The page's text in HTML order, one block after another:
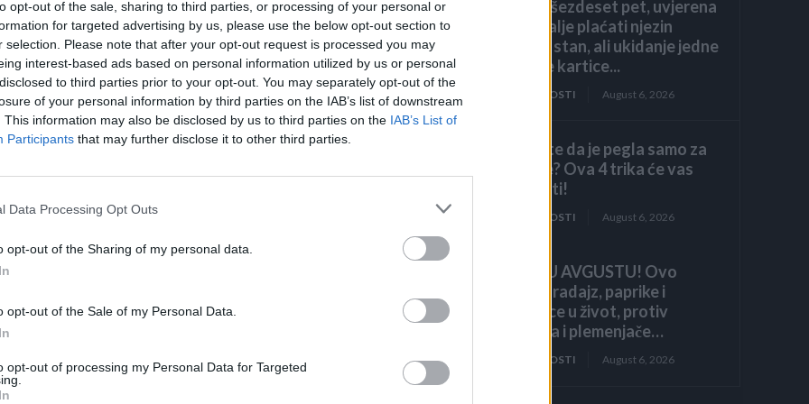
opt-out of the sale, sharing to third parties, or processing of your personal or
for targeted advertising by us, please use the below opt-out section to
selection. Please note that after your opt-out request is processed you may
interest-based ads based on personal information utilized by us or personal
to third parties prior to your opt-out. You may separately opt-out of the
of your personal information by third parties on the IAB’s list of downstream
This information may also be disclosed by us to third parties on the IAB’s List of
Participants that may further disclose it to other third parties.
Data Processing Opt Outs
opt-out of the Sharing of my personal data.
opt-out of the Sale of my Personal Data.
opt-out of processing my Personal Data for Targeted
i druge pankreasne bolesti:
leđa je znak raka gušterače, a intenzivno oštra bol u
Ako bolovi u trbuhu traju nekoliko sedmica, važno
hranu poput hamburgera, pizze, orašastih plodova i
razgradnjom masnoća.
minutu. Je li vaš gubitak težine bio popraćen zračenjem?
s pankreasnim bolestima.
navršila šezdeset pet, uvjerena
da ću i dalje plaćati njezin
luksuzni stan, ali ukidanje jedne
dodatne kartice...
ZANIMLJIVOSTI August 6, 2026
Mislite da je pegla samo za
peglanje? Ova 4 trika će vas
iznenaditi!
ZANIMLJIVOSTI August 6, 2026
HITNO U AVGUSTU! Ovo
vraća paradajz, paprike i
krastavce u život, protiv
štetočina i plemenjače…
ZANIMLJIVOSTI August 6, 2026